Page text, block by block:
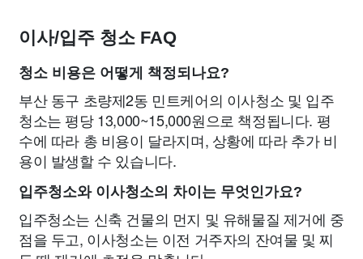
이사/입주 청소 FAQ
청소 비용은 어떻게 책정되나요?
부산 동구 초량제2동 민트케어의 이사청소 및 입주
청소는 평당 13,000~15,000원으로 책정됩니다. 평
수에 따라 총 비용이 달라지며, 상황에 따라 추가 비
용이 발생할 수 있습니다.
입주청소와 이사청소의 차이는 무엇인가요?
입주청소는 신축 건물의 먼지 및 유해물질 제거에 중
점을 두고, 이사청소는 이전 거주자의 잔여물 및 찌